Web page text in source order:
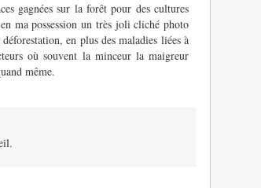
gagnées sur la forêt pour des cultures
ma possession un très joli cliché photo
en plus des maladies liées à
où souvent la minceur la maigreur
même.